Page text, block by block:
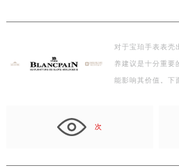
对于宝珀手表表壳
养建议是十分重要
能影响其价值。下
次